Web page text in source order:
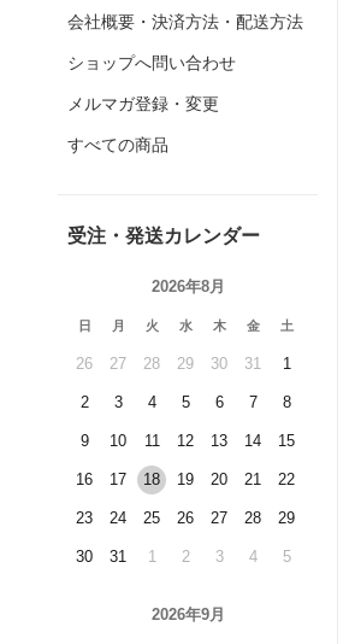
会社概要・決済方法・配送方法
ショップへ問い合わせ
メルマガ登録・変更
すべての商品
受注・発送カレンダー
2026年8月
日 月 火 水 木 金 土
26 27 28 29 30 31 1
2 3 4 5 6 7 8
9 10 11 12 13 14 15
16 17 18 19 20 21 22
23 24 25 26 27 28 29
30 31 1 2 3 4 5
2026年9月
15位
★SALE★【ScoLar スカラー】16262
1 レーステープ×蝶柄生地×薄地ジャー
ジワンピース カジュアル スポーティ
原宿系 個性的【パッパドゥドゥ】
7,623円